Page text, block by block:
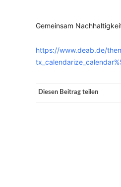
Gemeinsam
https://www.deab.de/
Diesen Beitrag teilen